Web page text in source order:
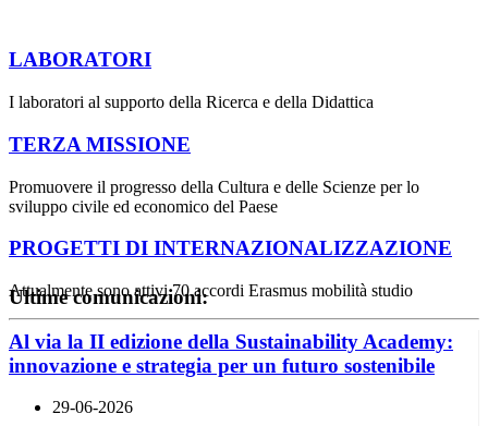
LABORATORI
I laboratori al supporto della Ricerca e della Didattica
TERZA MISSIONE
Promuovere il progresso della Cultura e delle Scienze per lo
sviluppo civile ed economico del Paese
PROGETTI DI INTERNAZIONALIZZAZIONE
Attualmente sono attivi 70 accordi Erasmus mobilità studio
Ultime comunicazioni:
Al via la II edizione della Sustainability Academy:
innovazione e strategia per un futuro sostenibile
29-06-2026